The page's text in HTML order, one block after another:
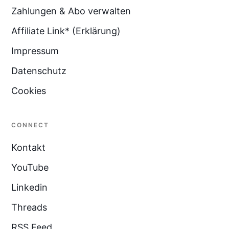
Zahlungen & Abo verwalten
Affiliate Link* (Erklärung)
Impressum
Datenschutz
Cookies
CONNECT
Kontakt
YouTube
Linkedin
Threads